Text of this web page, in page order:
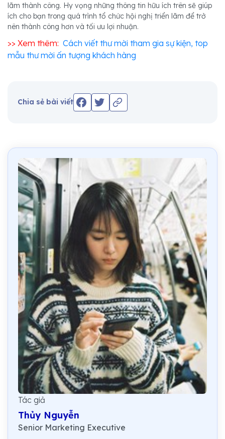
lãm thành công. Hy vọng những thông tin hữu ích trên sẽ giúp
ích cho bạn trong quá trình tổ chức hội nghị triển lãm để trở
nên thành công hơn và tối ưu lợi nhuận.
>> Xem thêm: Cách viết thư mời tham gia sự kiện, top
mẫu thư mời ấn tượng khách hàng
Chia sẻ bài viết
Tác giả
Thủy Nguyễn
Senior Marketing Executive